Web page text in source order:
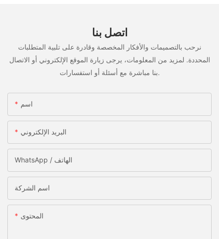
اتصل بنا
نرحب بالتصميمات والأفكار المخصصة وقادرة على تلبية المتطلبات
المحددة. لمزيد من المعلومات، يرجى زيارة الموقع الإلكتروني أو الاتصال
بنا مباشرة مع أسئلة أو استفسارات.
اسم
البريد الإلكتروني
WhatsApp / الهاتف
اسم الشركة
المحتوى